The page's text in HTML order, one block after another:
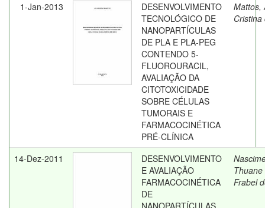
1-Jan-2013
DESENVOLVIMENTO
TECNOLÓGICO DE
NANOPARTÍCULAS
DE PLA E PLA-PEG
CONTENDO 5-
FLUOROURACIL,
AVALIAÇÃO DA
CITOTOXICIDADE
SOBRE CÉLULAS
TUMORAIS E
FARMACOCINÉTICA
PRÉ-CLÍNICA
Mattos,
Cristina
14-Dez-2011
DESENVOLVIMENTO
E AVALIAÇÃO
FARMACOCINÉTICA
DE
NANOPARTÍCULAS
Frabel